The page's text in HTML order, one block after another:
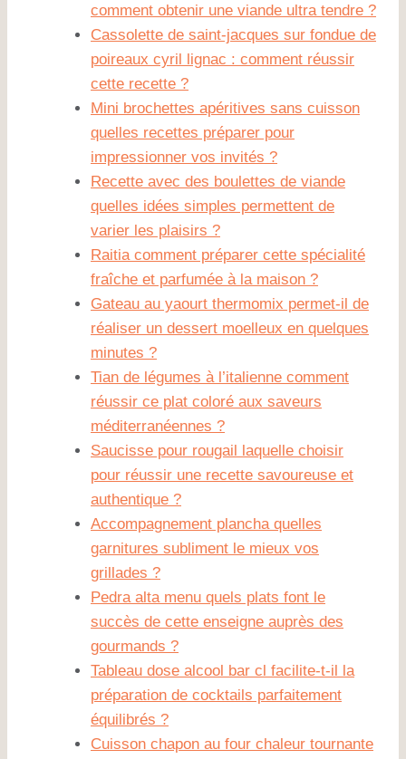
comment obtenir une viande ultra tendre ?
Cassolette de saint-jacques sur fondue de
poireaux cyril lignac : comment réussir
cette recette ?
Mini brochettes apéritives sans cuisson
quelles recettes préparer pour
impressionner vos invités ?
Recette avec des boulettes de viande
quelles idées simples permettent de
varier les plaisirs ?
Raitia comment préparer cette spécialité
fraîche et parfumée à la maison ?
Gateau au yaourt thermomix permet-il de
réaliser un dessert moelleux en quelques
minutes ?
Tian de légumes à l’italienne comment
réussir ce plat coloré aux saveurs
méditerranéennes ?
Saucisse pour rougail laquelle choisir
pour réussir une recette savoureuse et
authentique ?
Accompagnement plancha quelles
garnitures subliment le mieux vos
grillades ?
Pedra alta menu quels plats font le
succès de cette enseigne auprès des
gourmands ?
Tableau dose alcool bar cl facilite-t-il la
préparation de cocktails parfaitement
équilibrés ?
Cuisson chapon au four chaleur tournante